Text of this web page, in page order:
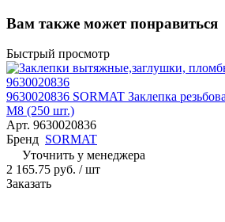
Вам также может понравиться
Быстрый просмотр
9630020836 SORMAT Заклепка
M8 (250 шт.)
Арт. 9630020836
Бренд SORMAT
Уточнить у менеджера
2 165.75 руб. / шт
Заказать